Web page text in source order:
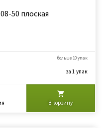
50 плоская
больше 10 упак
за 1 упак
В корзину